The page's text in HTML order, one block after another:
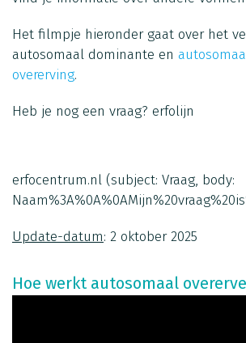
Het filmpje hieronder gaat over het
autosomaal dominante en
overerving.
Heb je nog een vraag? erfolijn
erfocentrum.nl (subject: Vraag, body:
Update-datum: 2 oktober 2025
Hoe werkt autosomaal